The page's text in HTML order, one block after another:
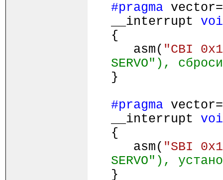
#pragma
__interrupt
{
asm( "CBI
SERVO"),
}
#pragma
__interrupt
{
asm( "SBI
SERVO"),
}